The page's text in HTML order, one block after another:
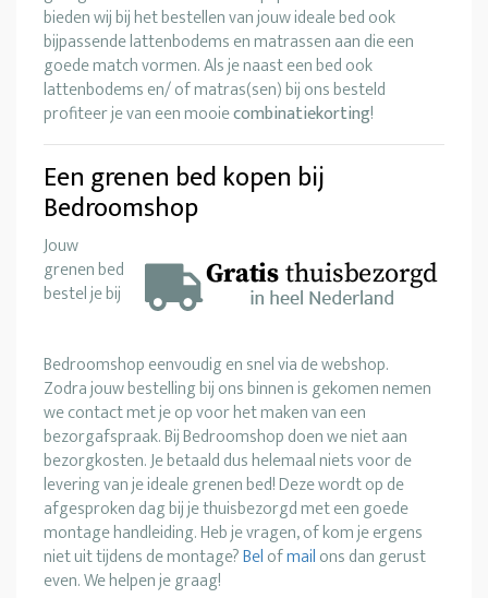
bieden wij bij het bestellen van jouw ideale bed ook
bijpassende lattenbodems en matrassen aan die een
goede match vormen. Als je naast een bed ook
lattenbodems en/ of matras(sen) bij ons besteld
profiteer je van een mooiecombinatiekorting!
Een grenen bed kopen bij
Bedroomshop
Jouw
grenen bed
bestel je bij
Bedroomshop eenvoudig en snel via de webshop.
Zodra jouw bestelling bij ons binnen is gekomen nemen
we contact met je op voor het maken van een
bezorgafspraak. Bij Bedroomshop doen we niet aan
bezorgkosten. Je betaald dus helemaal niets voor de
levering van je ideale grenen bed! Deze wordt op de
afgesproken dag bij je thuisbezorgd met een goede
montage handleiding. Heb je vragen, of kom je ergens
niet uit tijdens de montage?Belofmailons dan gerust
even. We helpen je graag!